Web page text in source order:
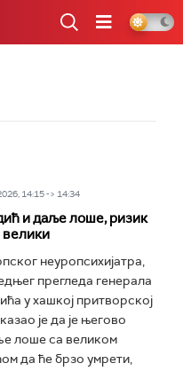
14:15 -> 14:34
и даље лоше, ризик
велики
неуропсихијатра,
прегледа генерала
у хашкој притворској
је да је његово
лоше са великом
да ће брзо умрети,